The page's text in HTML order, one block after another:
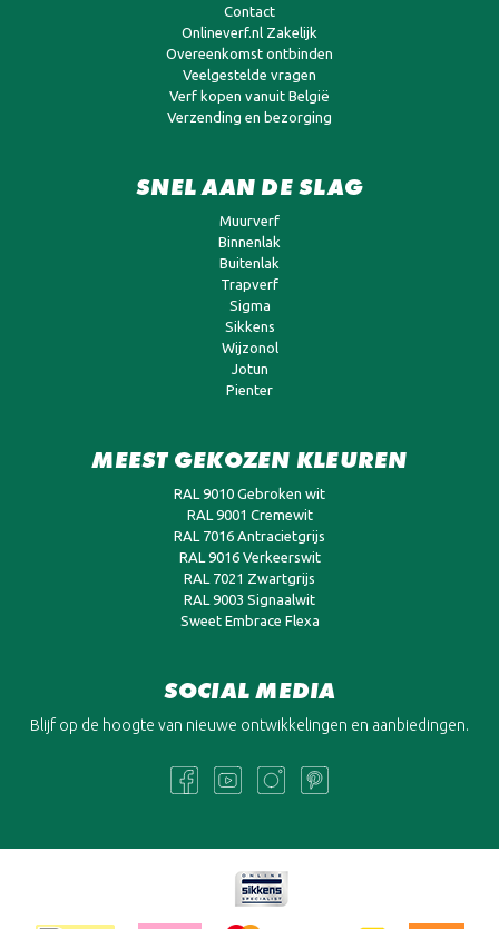
Contact
Onlineverf.nl Zakelijk
Overeenkomst ontbinden
Veelgestelde vragen
Verf kopen vanuit België
Verzending en bezorging
SNEL AAN DE SLAG
Muurverf
Binnenlak
Buitenlak
Trapverf
Sigma
Sikkens
Wijzonol
Jotun
Pienter
MEEST GEKOZEN KLEUREN
RAL 9010 Gebroken wit
RAL 9001 Cremewit
RAL 7016 Antracietgrijs
RAL 9016 Verkeerswit
RAL 7021 Zwartgrijs
RAL 9003 Signaalwit
Sweet Embrace Flexa
SOCIAL MEDIA
Blijf op de hoogte van nieuwe ontwikkelingen en aanbiedingen.